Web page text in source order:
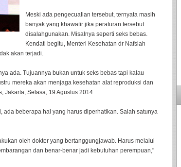
Meski ada pengecualian tersebut, ternyata masih
banyak yang khawatir jika peraturan tersebut
disalahgunakan. Misalnya seperti seks bebas.
Kendati begitu, Menteri Kesehatan dr Nafsiah
akan terjadi.
ada. Tujuannya bukan untuk seks bebas tapi kalau
mereka akan menjaga kesehatan alat reproduksi dan
Jakarta, Selasa, 19 Agustus 2014
ada beberapa hal yang harus diperhatikan. Salah satunya
oleh dokter yang bertanggungjawab. Harus melalui
dan benar-benar jadi kebutuhan perempuan,"